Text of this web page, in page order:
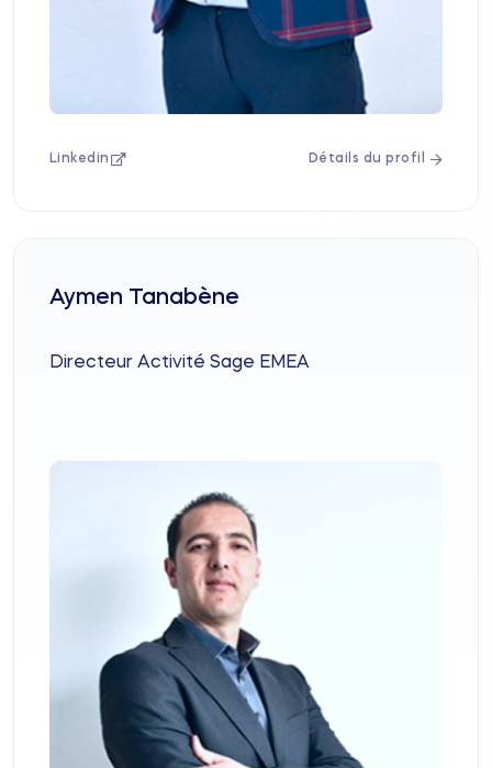
Linkedin Détails du profil
Aymen Tanabène
Directeur Activité Sage EMEA